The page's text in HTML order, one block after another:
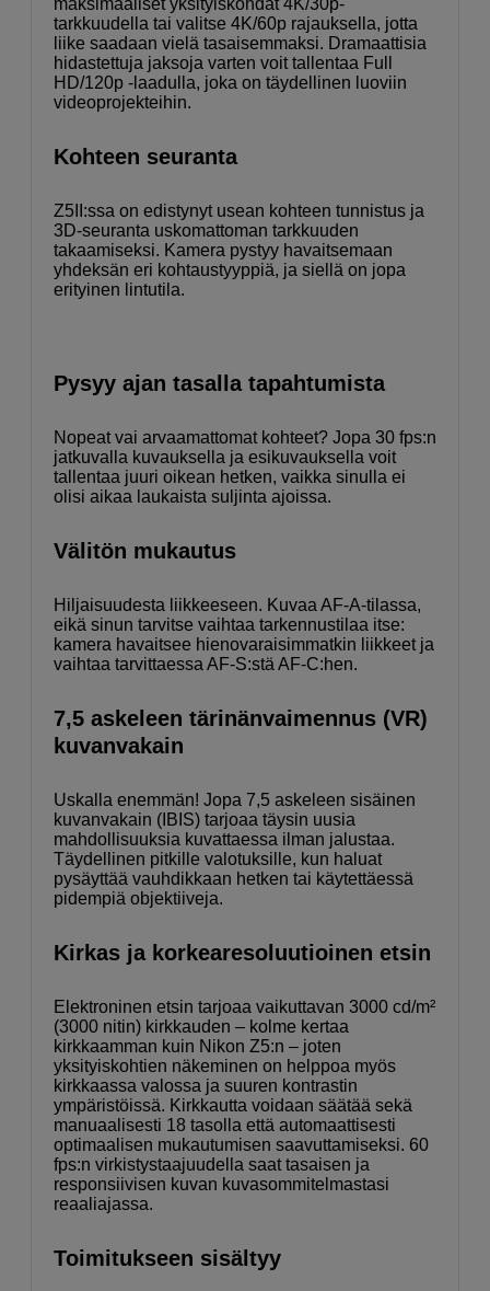
tarkkuudella tai valitse 4K/60p rajauksella, jotta
liike saadaan vielä tasaisemmaksi. Dramaattisia
hidastettuja jaksoja varten voit tallentaa Full
HD/120p -laadulla, joka on täydellinen luoviin
videoprojekteihin.
Kohteen seuranta
Z5II:ssa on edistynyt usean kohteen tunnistus ja
3D-seuranta uskomattoman tarkkuuden
takaamiseksi. Kamera pystyy havaitsemaan
yhdeksän eri kohtaustyyppiä, ja siellä on jopa
erityinen lintutila.
Pysyy ajan tasalla tapahtumista
Nopeat vai arvaamattomat kohteet? Jopa 30 fps:n
jatkuvalla kuvauksella ja esikuvauksella voit
tallentaa juuri oikean hetken, vaikka sinulla ei
olisi aikaa laukaista suljinta ajoissa.
Välitön mukautus
Hiljaisuudesta liikkeeseen. Kuvaa AF-A-tilassa,
eikä sinun tarvitse vaihtaa tarkennustilaa itse:
kamera havaitsee hienovaraisimmatkin liikkeet ja
vaihtaa tarvittaessa AF-S:stä AF-C:hen.
7,5 askeleen tärinänvaimennus (VR)
kuvanvakain
Uskalla enemmän! Jopa 7,5 askeleen sisäinen
kuvanvakain (IBIS) tarjoaa täysin uusia
mahdollisuuksia kuvattaessa ilman jalustaa.
Täydellinen pitkille valotuksille, kun haluat
pysäyttää vauhdikkaan hetken tai käytettäessä
pidempiä objektiiveja.
Kirkas ja korkearesoluutioinen etsin
Elektroninen etsin tarjoaa vaikuttavan 3000 cd/m²
(3000 nitin) kirkkauden – kolme kertaa
kirkkaamman kuin Nikon Z5:n – joten
yksityiskohtien näkeminen on helppoa myös
kirkkaassa valossa ja suuren kontrastin
ympäristöissä. Kirkkautta voidaan säätää sekä
manuaalisesti 18 tasolla että automaattisesti
optimaalisen mukautumisen saavuttamiseksi. 60
fps:n virkistystaajuudella saat tasaisen ja
responsiivisen kuvan kuvasommitelmastasi
reaaliajassa.
Toimitukseen sisältyy